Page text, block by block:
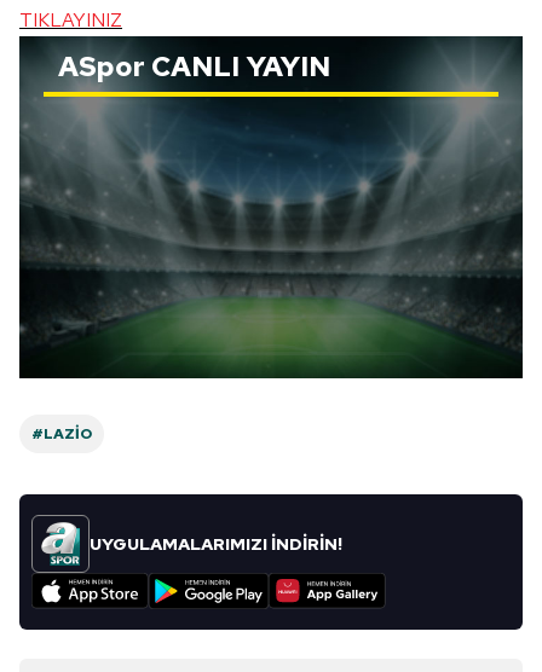
TIKLAYINIZ
ASpor CANLI YAYIN
#LAZIO
UYGULAMALARIMIZI İNDİRİN!